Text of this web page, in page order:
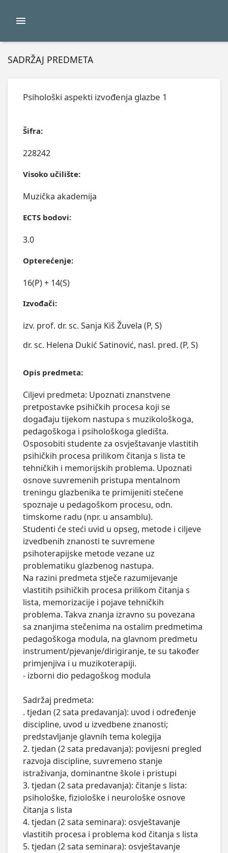
SADRŽAJ PREDMETA
Psihološki aspekti izvođenja glazbe 1
Šifra:
228242
Visoko učilište:
Muzička akademija
ECTS bodovi:
3.0
Opterećenje:
16(P) + 14(S)
Izvođači:
izv. prof. dr. sc. Sanja Kiš Žuvela (P, S)
dr. sc. Helena Dukić Satinović, nasl. pred. (P, S)
Opis predmeta:
Ciljevi predmeta: Upoznati znanstvene
pretpostavke psihičkih procesa koji se
događaju tijekom nastupa s muzikološkoga,
pedagoškoga i psihološkoga gledišta.
Osposobiti studente za osvještavanje vlastitih
psihičkih procesa prilikom čitanja s lista te
tehničkih i memorijskih problema. Upoznati
osnove suvremenih pristupa mentalnom
treningu glazbenika te primijeniti stečene
spoznaje u pedagoškom procesu, odn.
timskome radu (npr. u ansamblu).
Studenti će steći uvid u opseg, metode i ciljeve
izvedbenih znanosti te suvremene
psihoterapijske metode vezane uz
problematiku glazbenog nastupa.
Na razini predmeta stječe razumijevanje
vlastitih psihičkih procesa prilikom čitanja s
lista, memorizacije i pojave tehničkih
problema. Takva znanja izravno su povezana
sa znanjima stečenima na ostalim predmetima
pedagoškoga modula, na glavnom predmetu
instrument/pjevanje/dirigiranje, te su također
primjenjiva i u muzikoterapiji.
- izborni dio pedagoškog modula
Sadržaj predmeta:
. tjedan (2 sata predavanja): uvod i određenje
discipline, uvod u izvedbene znanosti;
predstavljanje glavnih tema kolegija
2. tjedan (2 sata predavanja): povijesni pregled
razvoja discipline, suvremeno stanje
istraživanja, dominantne škole i pristupi
3. tjedan (2 sata predavanja): čitanje s lista:
psihološke, fiziološke i neurološke osnove
čitanja s lista
4. tjedan (2 sata seminara): osvještavanje
vlastitih procesa i problema kod čitanja s lista
5. tjedan (2 sata seminara): osvještavanje